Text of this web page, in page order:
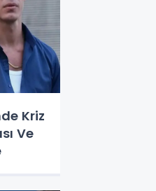
Kriz
Ve